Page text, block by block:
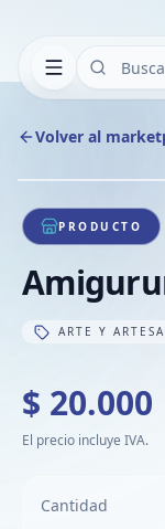
Volver al
1/1
PRODUCTO
ARTE Y
$ 20.000
El precio incluye IVA.
Cantidad